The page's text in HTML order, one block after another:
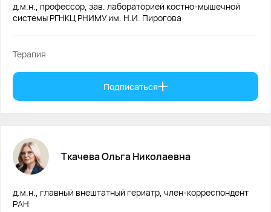
д.м.н., профессор, зав. лабораторией костно-мышечной
системы РГНКЦ РНИМУ им. Н.И. Пирогова
Терапия
Подписаться
ТкачеваОльгаНиколаевна
д.м.н., главный внештатный гериатр, член-корреспондент
РАН